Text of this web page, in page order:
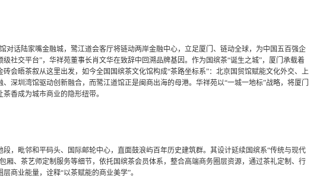
对话陆家嘴金融城，鹭江道会客厅将链动两岸金融中心，立足厦门、链动全球，为中国五百强企
级社交平台”，华祥苑董事长肖文华在致辞中回溯品牌基因。作为国缤茶“诞生之城”，厦门承载着
会晤茶叙从这里出发，如今全国国缤茶文化馆构成“茶路坐标系”：北京国贸馆赋能文化外交、上
深圳湾馆驱动创新融合，而鹭江道馆正是闽商出海的母港。华祥苑以“一城一地标”战略，将厦门
香成为城市商业的隐形纽带。
段，毗邻和平码头、国际邮轮中心，直面鼓浪屿百年历史建筑群。其设计延续国缤系“传统与现代
厢、茶艺师定制服务等细节，依托国缤茶会员体系，整合高端商务圈层资源，通过茶礼定制、行
商业能量，诠释“以茶赋能的商业美学”。